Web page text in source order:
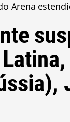
Arena